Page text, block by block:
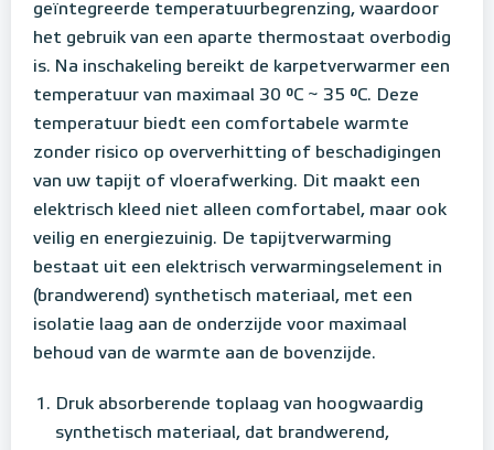
geïntegreerde temperatuurbegrenzing, waardoor
het gebruik van een aparte thermostaat overbodig
is. Na inschakeling bereikt de karpetverwarmer een
temperatuur van maximaal 30 °C ~ 35 °C. Deze
temperatuur biedt een comfortabele warmte
zonder risico op oververhitting of beschadigingen
van uw tapijt of vloerafwerking. Dit maakt een
elektrisch kleed niet alleen comfortabel, maar ook
veilig en energiezuinig. De tapijtverwarming
bestaat uit een elektrisch verwarmingselement in
(brandwerend) synthetisch materiaal, met een
isolatie laag aan de onderzijde voor maximaal
behoud van de warmte aan de bovenzijde.
Druk absorberende toplaag van hoogwaardig
synthetisch materiaal, dat brandwerend,